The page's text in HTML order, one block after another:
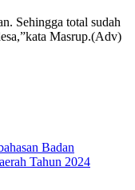
Sehingga total sudah
Masrup.(Adv)
Badan
Tahun 2024